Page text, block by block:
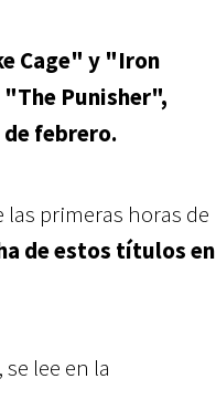
Cage" y "Iron
Punisher",
febrero.
las primeras horas de
de estos títulos en
, se lee en la